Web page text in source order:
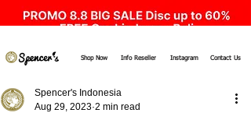
Shop Now Info Reseller Instagram Contact Us
Spencer's Indonesia
Aug 29, 2023 2 min read